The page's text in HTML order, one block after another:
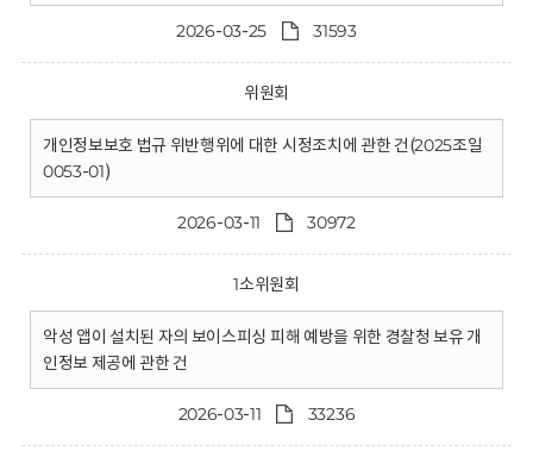
2026-03-25 31593
위원회
개인정보보호 법규 위반행위에 대한 시정조치에 관한 건(2025조일
0053-01)
2026-03-11 30972
1소위원회
악성 앱이 설치된 자의 보이스피싱 피해 예방을 위한 경찰청 보유 개
인정보 제공에 관한 건
2026-03-11 33236